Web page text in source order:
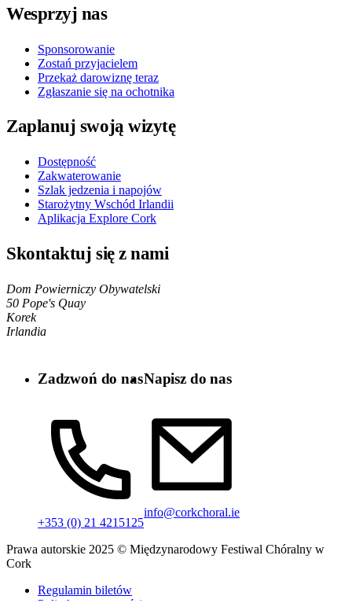
Wesprzyj nas
Sponsorowanie
Zostań przyjacielem
Przekaż darowiznę teraz
Zgłaszanie się na ochotnika
Zaplanuj swoją wizytę
Dostępność
Zakwaterowanie
Szlak jedzenia i napojów
Starożytny Wschód Irlandii
Aplikacja Explore Cork
Skontaktuj się z nami
Dom Powierniczy Obywatelski
50 Pope's Quay
Korek
Irlandia
Zadzwoń do nas
+353 (0) 21 4215125
Napisz do nas
info@corkchoral.ie
Prawa autorskie 2025 © Międzynarodowy Festiwal Chóralny w
Cork
Regulamin biletów